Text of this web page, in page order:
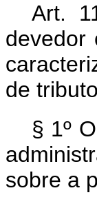
Art.
devedor
de
§ 1º
sobre a